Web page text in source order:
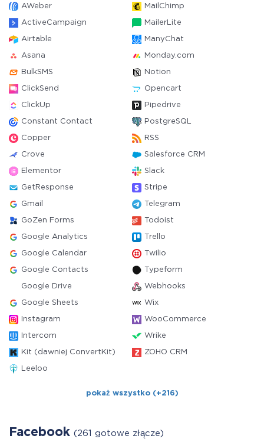
AWeber MailChimp
ActiveCampaign MailerLite
Airtable ManyChat
Asana Monday.com
BulkSMS Notion
ClickSend Opencart
ClickUp Pipedrive
Constant Contact PostgreSQL
Copper RSS
Crove Salesforce CRM
Elementor Slack
GetResponse Stripe
Gmail Telegram
GoZen Forms Todoist
Google Analytics Trello
Google Calendar Twilio
Google Contacts Typeform
Google Drive Webhooks
Google Sheets Wix
Instagram WooCommerce
Intercom Wrike
Kit (dawniej ConvertKit) ZOHO CRM
Leeloo
pokaż wszystko (+216)
Facebook (261 gotowe złącze)